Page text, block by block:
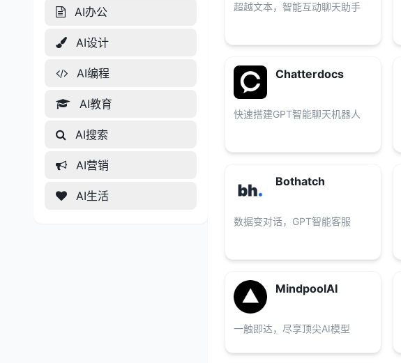
AI办公
AI设计
AI编程
AI教育
AI搜索
AI营销
AI生活
超越文本，智能互动聊天助手
Chatterdocs
快速搭建GPT智能聊天机器人
Bothatch
数据变对话，GPT智能客服
MindpoolAI
一触即达，尽享顶尖AI模型